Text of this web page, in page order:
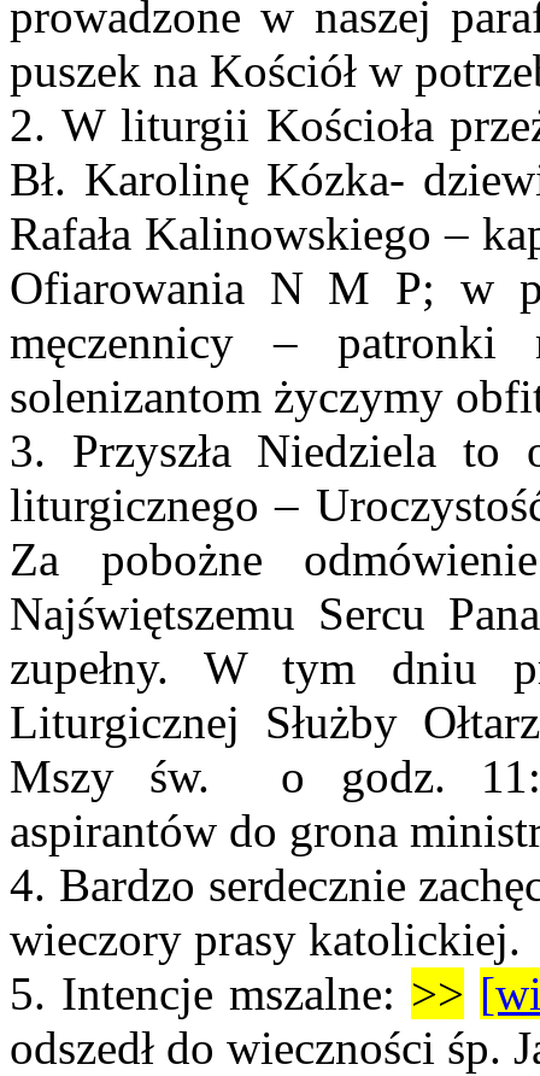
prowadzone w naszej
puszek na Kościół w
2. W liturgii Kościoła
Bł. Karolinę Kózka-
Rafała Kalinowskiego –
Ofiarowania N M P; w
męczennicy – patronki
solenizantom życzymy
3. Przyszła Niedziela to
liturgicznego –
Za pobożne
Najświętszemu Sercu
zupełny. W tym dniu
Liturgicznej Służby
Mszy św. o godz.
aspirantów do grona
4. Bardzo serdecznie
wieczory prasy katolickiej.
5. Intencje mszalne: >>
odszedł do wieczności